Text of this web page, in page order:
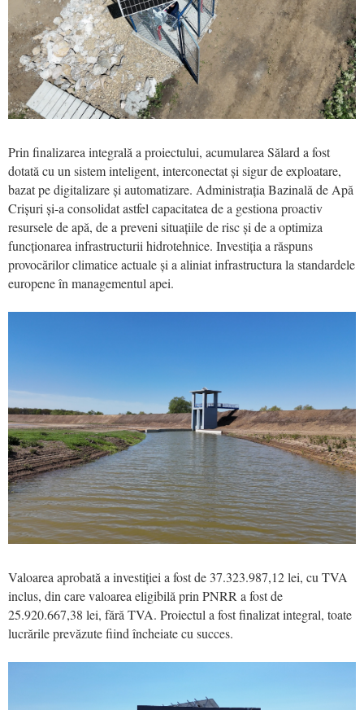
Prin finalizarea integrală a proiectului, acumularea Sălard a fost
dotată cu un sistem inteligent, interconectat și sigur de exploatare,
bazat pe digitalizare și automatizare. Administrația Bazinală de Apă
Crișuri și-a consolidat astfel capacitatea de a gestiona proactiv
resursele de apă, de a preveni situațiile de risc și de a optimiza
funcționarea infrastructurii hidrotehnice. Investiția a răspuns
provocărilor climatice actuale și a aliniat infrastructura la standardele
europene în managementul apei.
Valoarea aprobată a investiției a fost de 37.323.987,12 lei, cu TVA
inclus, din care valoarea eligibilă prin PNRR a fost de
25.920.667,38 lei, fără TVA. Proiectul a fost finalizat integral, toate
lucrările prevăzute fiind încheiate cu succes.